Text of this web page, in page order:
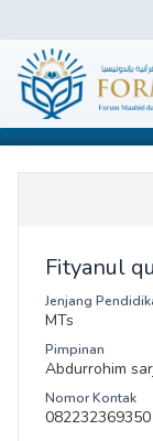
content
FORMAQIN
Fityanul
Jenjang
MTs
Pimpinan
Abdurrohim
Nomor Kontak
082232369350